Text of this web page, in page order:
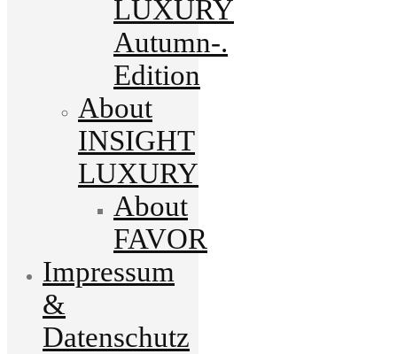
LUXURY
Autumn-.
Edition
About
INSIGHT
LUXURY
About
FAVOR
Impressum
&
Datenschutz